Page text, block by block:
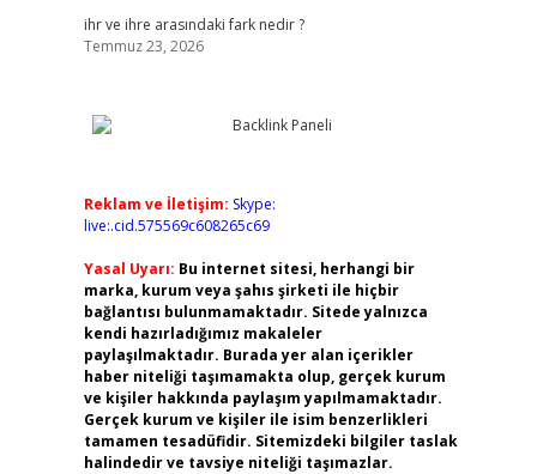
ihr ve ihre arasındaki fark nedir ?
Temmuz 23, 2026
Reklam ve İletişim: Skype:
live:.cid.575569c608265c69
Yasal Uyarı: Bu internet sitesi, herhangi bir
marka, kurum veya şahıs şirketi ile hiçbir
bağlantısı bulunmamaktadır. Sitede yalnızca
kendi hazırladığımız makaleler
paylaşılmaktadır. Burada yer alan içerikler
haber niteliği taşımamakta olup, gerçek kurum
ve kişiler hakkında paylaşım yapılmamaktadır.
Gerçek kurum ve kişiler ile isim benzerlikleri
tamamen tesadüfidir. Sitemizdeki bilgiler taslak
halindedir ve tavsiye niteliği taşımazlar.